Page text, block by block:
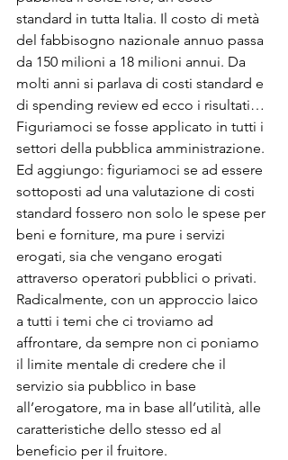
standard in tutta Italia. Il costo di metà
del fabbisogno nazionale annuo passa
da 150 milioni a 18 milioni annui. Da
molti anni si parlava di costi standard e
di spending review ed ecco i risultati…
Figuriamoci se fosse applicato in tutti i
settori della pubblica amministrazione.
Ed aggiungo: figuriamoci se ad essere
sottoposti ad una valutazione di costi
standard fossero non solo le spese per
beni e forniture, ma pure i servizi
erogati, sia che vengano erogati
attraverso operatori pubblici o privati.
Radicalmente, con un approccio laico
a tutti i temi che ci troviamo ad
affrontare, da sempre non ci poniamo
il limite mentale di credere che il
servizio sia pubblico in base
all’erogatore, ma in base all’utilità, alle
caratteristiche dello stesso ed al
beneficio per il fruitore.